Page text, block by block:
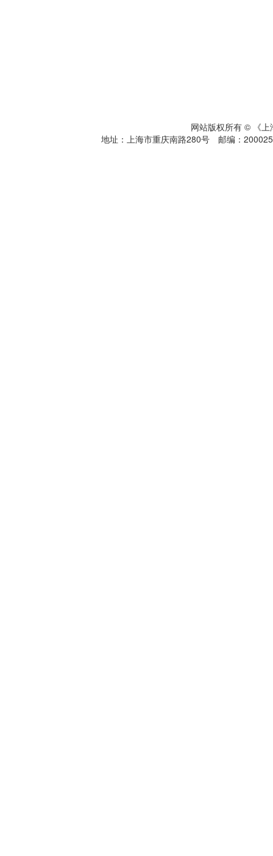
网站版权所有 © 《
地址：上海市重庆南路280号 邮编：